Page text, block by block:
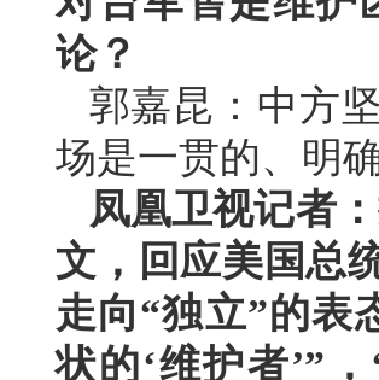
论？
郭嘉昆：中方
场是一贯的、明确
凤凰卫视记者
文，回应美国总
走向“独立”的表
状的‘维护者’”